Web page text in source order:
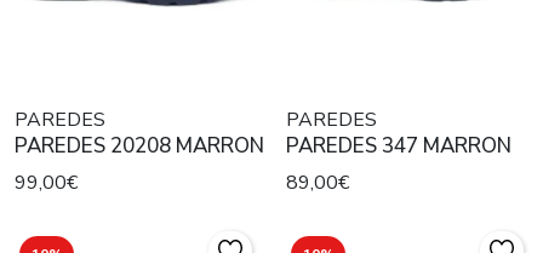
PAREDES
PAREDES 20208 MARRON
99,00€
PAREDES
PAREDES 347 MARRON
89,00€